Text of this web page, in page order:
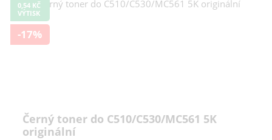
0,54 KČ
VÝTISK
-17%
Černý toner do C510/C530/MC561 5K
originální